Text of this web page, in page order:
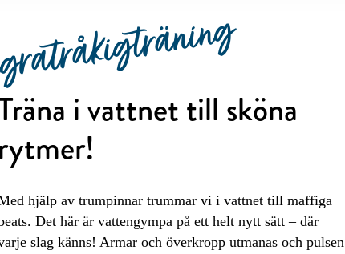
i vattnet till sköna
rytmer!
hjälp av trumpinnar trummar vi i vattnet till maffiga
Det här är vattengympa på ett helt nytt sätt – där
slag känns! Armar och överkropp utmanas och pulsen